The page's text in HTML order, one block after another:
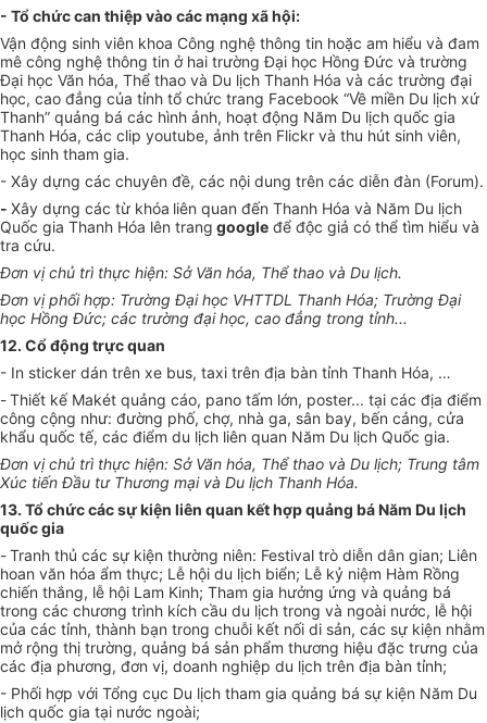
- Tổ chức can thiệp vào các mạng xã hội:
Vận động sinh viên khoa Công nghệ thông tin hoặc am hiểu và đam
mê công nghệ thông tin ở hai trường Đại học Hồng Đức và trường
Đại học Văn hóa, Thể thao và Du lịch Thanh Hóa và các trường đại
học, cao đẳng của tỉnh tổ chức trang Facebook “Về miền Du lịch xứ
Thanh” quảng bá các hình ảnh, hoạt động Năm Du lịch quốc gia
Thanh Hóa, các clip youtube, ảnh trên Flickr và thu hút sinh viên,
học sinh tham gia.
- Xây dựng các chuyên đề, các nội dung trên các diễn đàn (Forum).
- Xây dựng các từ khóa liên quan đến Thanh Hóa và Năm Du lịch
Quốc gia Thanh Hóa lên trang google để độc giả có thể tìm hiểu và
tra cứu.
Đơn vị chủ trì thực hiện: Sở Văn hóa, Thể thao và Du lịch.
Đơn vị phối hợp: Trường Đại học VHTTDL Thanh Hóa; Trường Đại
học Hồng Đức; các trường đại học, cao đẳng trong tỉnh...
12. Cổ động trực quan
- In sticker dán trên xe bus, taxi trên địa bàn tỉnh Thanh Hóa, …
-Thiết kế Makét quảng cáo, pano tấm lớn, poster... tại các địa điểm
công cộng như: đường phố, chợ, nhà ga, sân bay, bến cảng, cửa
khẩu quốc tế, các điểm du lịch liên quan Năm Du lịch Quốc gia.
Đơn vị chủ trì thực hiện: Sở Văn hóa, Thể thao và Du lịch; Trung tâm
Xúc tiến Đầu tư Thương mại và Du lịch Thanh Hóa.
13. Tổ chức các sự kiện liên quan kết hợp quảng bá Năm Du lịch
quốc gia
-Tranh thủ các sự kiện thường niên: Festival trò diễn dân gian; Liên
hoan văn hóa ẩm thực; Lễ hội du lịch biển; Lễ kỷ niệm Hàm Rồng
chiến thắng, lễ hội Lam Kinh; Tham gia hưởng ứng và quảng bá
trong các chương trình kích cầu du lịch trong và ngoài nước, lễ hội
của các tỉnh, thành bạn trong chuỗi kết nối di sản, các sự kiện nhằm
mở rộng thị trường, quảng bá sản phẩm thương hiệu đặc trưng của
các địa phương, đơn vị, doanh nghiệp du lịch trên địa bàn tỉnh;
- Phối hợp với Tổng cục Du lịch tham gia quảng bá sự kiện Năm Du
lịch quốc gia tại nước ngoài;